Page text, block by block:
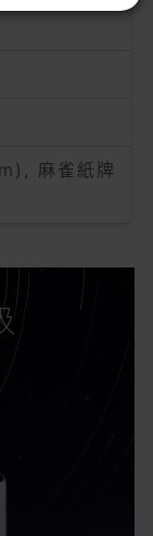
麻雀紙牌